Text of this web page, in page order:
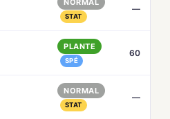
NORMAL
STAT
—
PLANTE
SPÉ
60
NORMAL
STAT
—